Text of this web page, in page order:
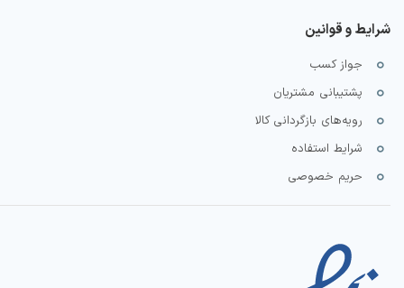
شرایط و قوانین
جواز کسب
پشتیبانی مشتریان
رویه‌های بازگردانی کالا
شرایط استفاده
حریم خصوصی